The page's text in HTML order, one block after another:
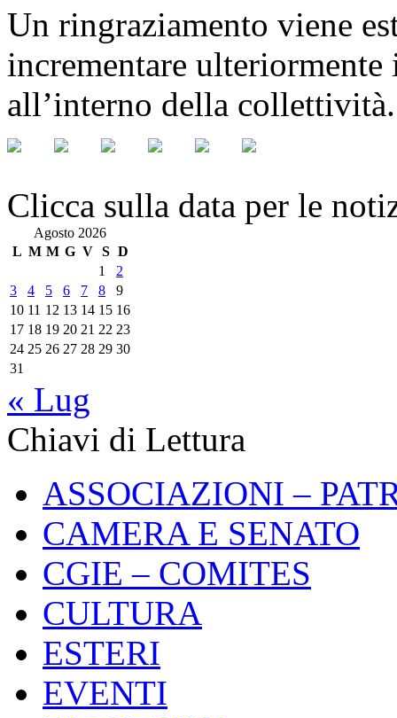
Un ringraziamento viene
incrementare
all’interno della
Clicca sulla data per le
Agosto 2026
L M M G V S D
1
2
3
4 5 6 7 8
9
10 11 12 13 14 15 16
17 18 19 20 21 22 23
24 25 26 27 28 29 30
31
« Lug
Chiavi di Lettura
ASSOCIAZIONI –
CAMERA E SENATO
CGIE – COMITES
CULTURA
ESTERI
EVENTI